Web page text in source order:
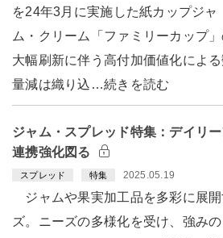
を24年3月に実施した紙カップジャ
ム・クリーム「ファミリーカップ
大幅刷新に伴う高付加価値化による
量減は織り込…続きを読む
ジャム・スプレッド特集：デイリ
連携強化図る
スプレッド 特集 2025.05.19
ジャムや果実加工品を多彩に展
ズ。ニーズの多様化を受け、強み